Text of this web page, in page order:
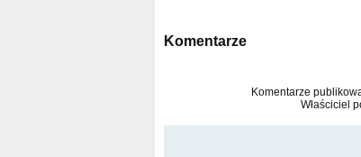
Komentarze
Komentarze
Właściciel